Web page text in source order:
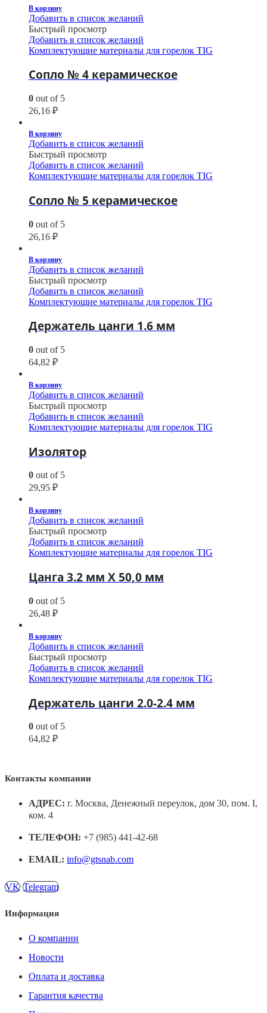
В корзину
Добавить в список желаний
Быстрый просмотр
Добавить в список желаний
Комплектующие материалы для горелок TIG
Сопло № 4 керамическое
0 out of 5
26,16 ₽
В корзину
Добавить в список желаний
Быстрый просмотр
Добавить в список желаний
Комплектующие материалы для горелок TIG
Сопло № 5 керамическое
0 out of 5
26,16 ₽
В корзину
Добавить в список желаний
Быстрый просмотр
Добавить в список желаний
Комплектующие материалы для горелок TIG
Держатель цанги 1.6 мм
0 out of 5
64,82 ₽
В корзину
Добавить в список желаний
Быстрый просмотр
Добавить в список желаний
Комплектующие материалы для горелок TIG
Изолятор
0 out of 5
29,95 ₽
В корзину
Добавить в список желаний
Быстрый просмотр
Добавить в список желаний
Комплектующие материалы для горелок TIG
Цанга 3.2 мм Х 50,0 мм
0 out of 5
26,48 ₽
В корзину
Добавить в список желаний
Быстрый просмотр
Добавить в список желаний
Комплектующие материалы для горелок TIG
Держатель цанги 2.0-2.4 мм
0 out of 5
64,82 ₽
Контакты компании
АДРЕС: г. Москва, Денежный переулок, дом 30, пом. I,
ком. 4
ТЕЛЕФОН: +7 (985) 441-42-68
EMAIL: info@gtsnab.com
VK Telegram
Информация
О компании
Новости
Оплата и доставка
Гарантия качества